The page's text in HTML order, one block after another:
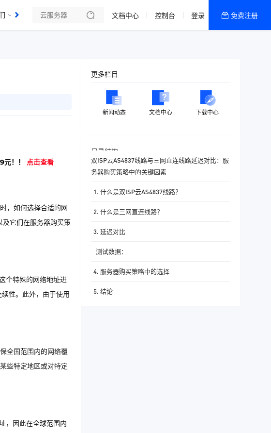
知识库
香港精品CN2云
文档中心 控制台 登录 免费注册
元！！ 点击查看
，如何选择合适的网
它们在服务器购买策
个特殊的网络地址进
性。此外，由于使用
全国范围内的网络覆
些特定地区或对特定
，因此在全球范围内
更多栏目
新闻动态 文档中心 下载中心
目录结构
双ISP云AS4837线路与三网直连线路延迟对比：服
务器购买策略中的关键因素
1. 什么是双ISP云AS4837线路？
2. 什么是三网直连线路？
3. 延迟对比
测试数据：
4. 服务器购买策略中的选择
5. 结论